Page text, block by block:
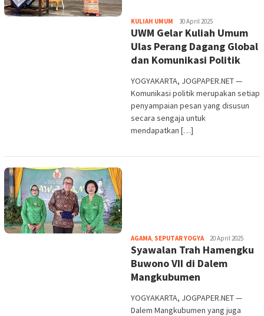
KULIAH UMUM Heri
Purwata
30 April 2025
UWM Gelar Kuliah Umum
Ulas Perang Dagang Global
dan Komunikasi Politik
YOGYAKARTA, JOGPAPER.NET —
Komunikasi politik merupakan setiap
penyampaian pesan yang disusun
secara sengaja untuk
mendapatkan […]
AGAMA, SEPUTAR YOGYAHeri
Purwata
20 April 2025
Syawalan Trah Hamengku
Buwono VII di Dalem
Mangkubumen
YOGYAKARTA, JOGPAPER.NET —
Dalem Mangkubumen yang juga